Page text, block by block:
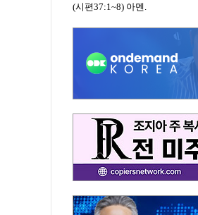
(시편37:1~8) 아멘.